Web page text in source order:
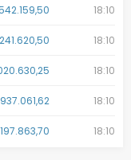
18:10
18:10
18:10
18:10
18:10